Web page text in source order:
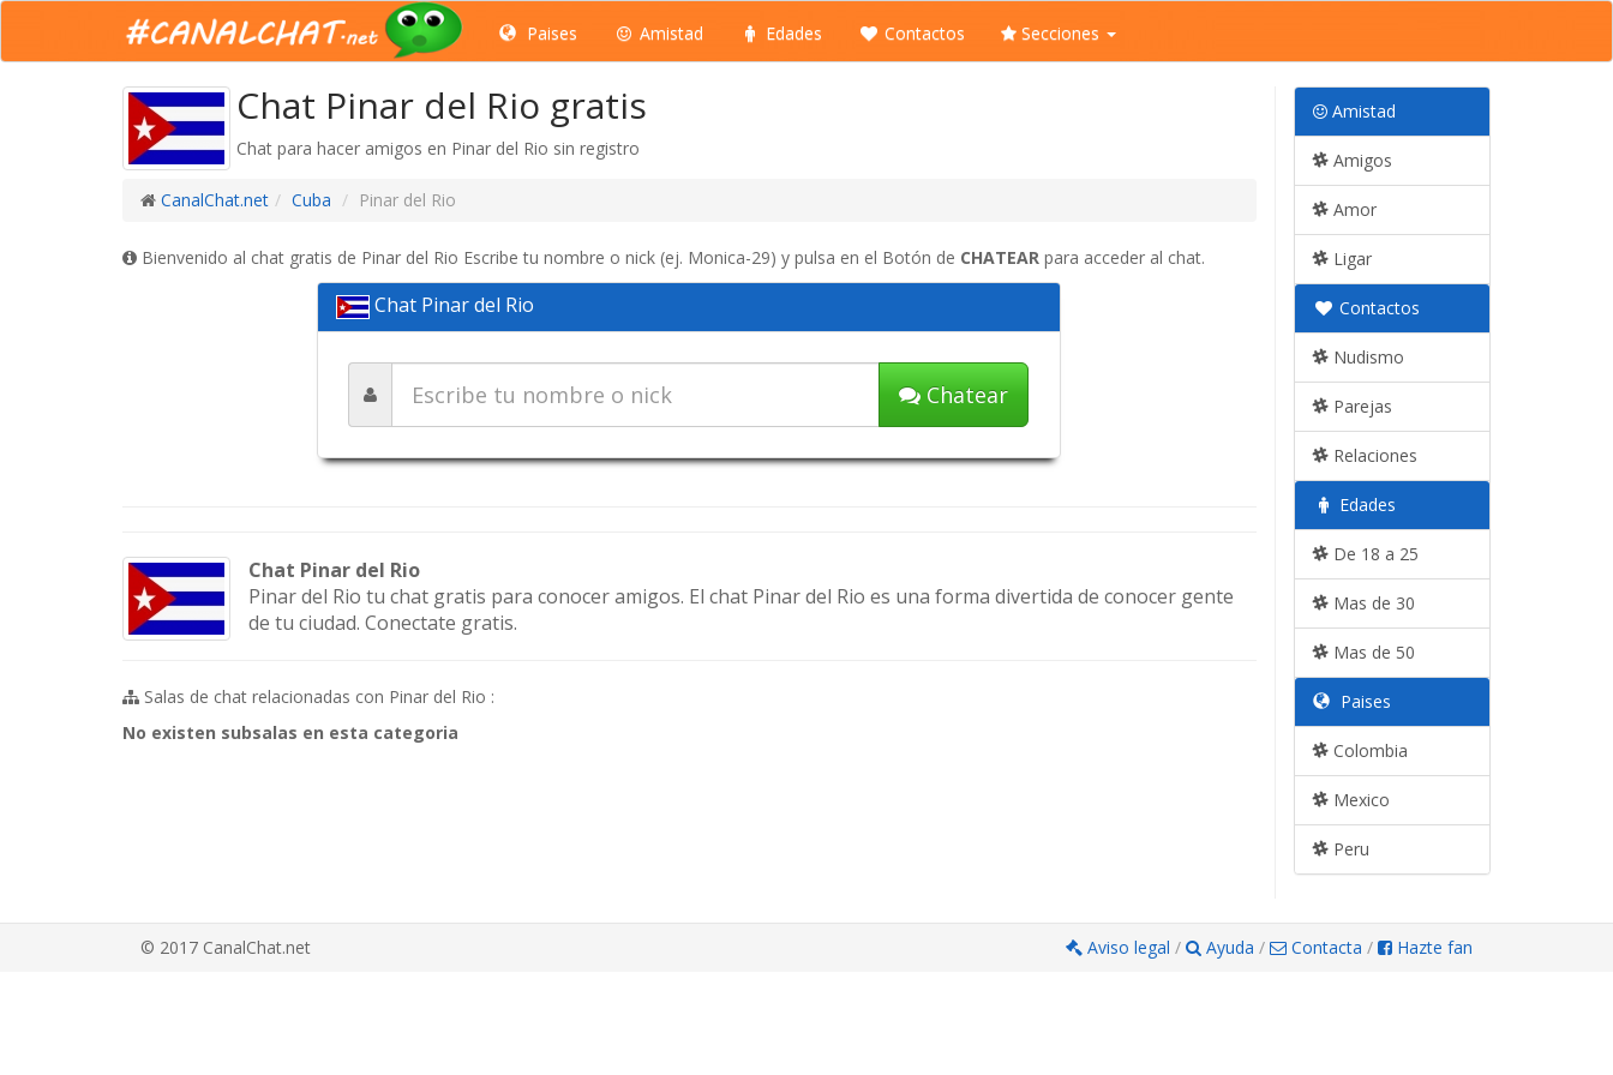
Paises Amistad Edades Contactos Secciones
Chat Pinar del Rio gratis
Chat para hacer amigos en Pinar del Rio sin registro
CanalChat.net Cuba Pinar del Rio
Bienvenido al chat gratis de Pinar del Rio Escribe tu nombre o nick (ej. Monica-29) y pulsa en el Botón de CHATEAR para acceder al chat.
Chat Pinar del Rio
Chatear
Chat Pinar del Rio
Pinar del Rio tu chat gratis para conocer amigos. El chat Pinar del Rio es una forma divertida de conocer gente
de tu ciudad. Conectate gratis.
Salas de chat relacionadas con Pinar del Rio :
No existen subsalas en esta categoria
Amistad
Amigos
Amor
Ligar
Contactos
Nudismo
Parejas
Relaciones
Edades
De 18 a 25
Mas de 30
Mas de 50
Paises
Colombia
Mexico
Peru
© 2017 CanalChat.net Aviso legal / Ayuda / Contacta / Hazte fan